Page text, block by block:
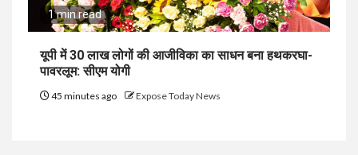
1 min read
यूपी में 30 लाख लोगों की आजीविका का साधन बना हथकरघा-
पावरलूम: सीएम योगी
45 minutes ago Expose Today News